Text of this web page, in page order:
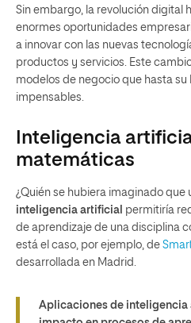
Sin embargo, la revolución digital
enormes oportunidades
a innovar con las nuevas
productos y servicios. Este
modelos de negocio que hasta
impensables.
Inteligencia
matemáticas
¿Quién se hubiera imaginado que
inteligencia artificial permitiría
de aprendizaje de una disciplina
está el caso, por ejemplo, de
desarrollada en Madrid.
Aplicaciones de inteligencia